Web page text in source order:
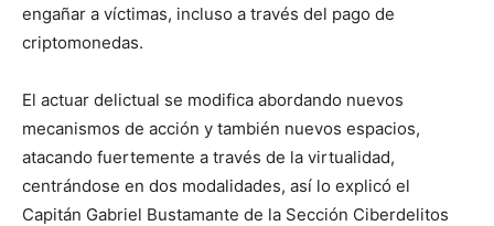
engañar a víctimas, incluso a través del pago de
criptomonedas.
El actuar delictual se modifica abordando nuevos
mecanismos de acción y también nuevos espacios,
atacando fuertemente a través de la virtualidad,
centrándose en dos modalidades, así lo explicó el
Capitán Gabriel Bustamante de la Sección Ciberdelitos